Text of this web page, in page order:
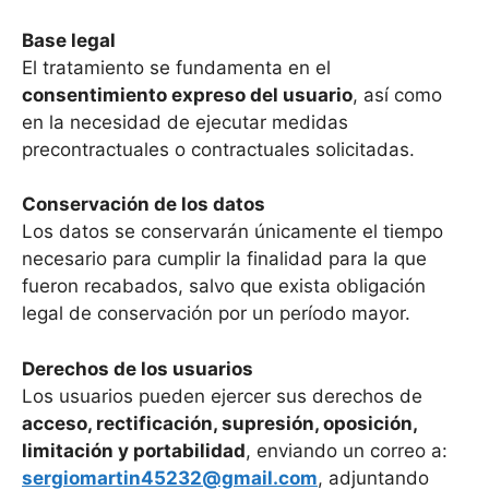
Base legal
El tratamiento se fundamenta en el
consentimiento expreso del usuario, así como
en la necesidad de ejecutar medidas
precontractuales o contractuales solicitadas.
Conservación de los datos
Los datos se conservarán únicamente el tiempo
necesario para cumplir la finalidad para la que
fueron recabados, salvo que exista obligación
legal de conservación por un período mayor.
Derechos de los usuarios
Los usuarios pueden ejercer sus derechos de
acceso, rectificación, supresión, oposición,
limitación y portabilidad, enviando un correo a:
sergiomartin45232@gmail.com, adjuntando